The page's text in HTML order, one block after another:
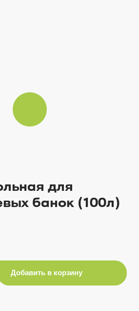
для
банок (100л)
Добавить в корзину